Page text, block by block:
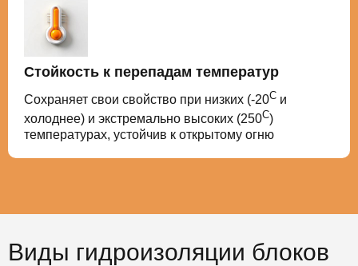
Стойкость к перепадам температур
Сохраняет свои свойство при низких (-20С и
холоднее) и экстремально высоких (250С)
температурах, устойчив к открытому огню
Виды гидроизоляции блоков